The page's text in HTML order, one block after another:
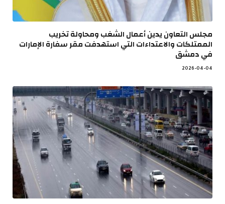
مجلس التعاون يدين أعمال الشغب ومحاولة تخريب
الممتلكات والاعتداءات التي استهدفت مقر سفارة الإمارات
في دمشق
2026-04-04